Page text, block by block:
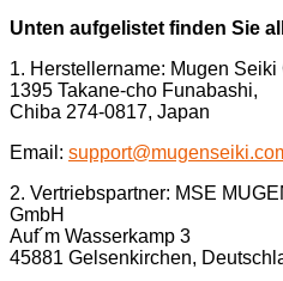
Unten aufgelistet finden Sie
1. Herstellername: Mugen Seiki
1395 Takane-cho Funabashi,
Chiba 274-0817, Japan
Email:
2. Vertriebspartner: MSE
GmbH
Auf´m Wasserkamp 3
45881 Gelsenkirchen,